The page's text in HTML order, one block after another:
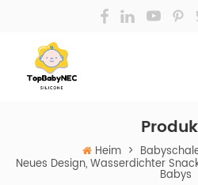
Heim >
Neues Design, Wasserdichter
Babys